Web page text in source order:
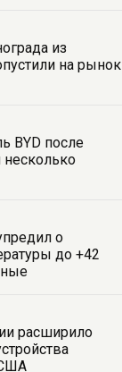
из
на рынок
BYD после
несколько
о
до +42
расширило